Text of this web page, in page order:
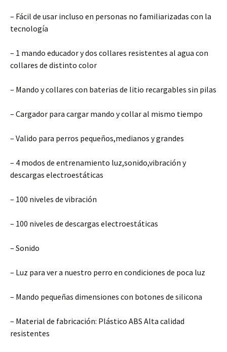
– Fácil de usar incluso en personas no familiarizadas con la
tecnología
– 1 mando educador y dos collares resistentes al agua con
collares de distinto color
– Mando y collares con baterias de litio recargables sin pilas
– Cargador para cargar mando y collar al mismo tiempo
– Valido para perros pequeños,medianos y grandes
– 4 modos de entrenamiento luz,sonido,vibración y
descargas electroestáticas
– 100 niveles de vibración
– 100 niveles de descargas electroestáticas
– Sonido
– Luz para ver a nuestro perro en condiciones de poca luz
– Mando pequeñas dimensiones con botones de silicona
– Material de fabricación: Plástico ABS Alta calidad
resistentes